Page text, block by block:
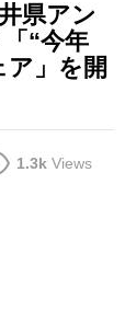
県アン
“今年
」を開
1.3k Views